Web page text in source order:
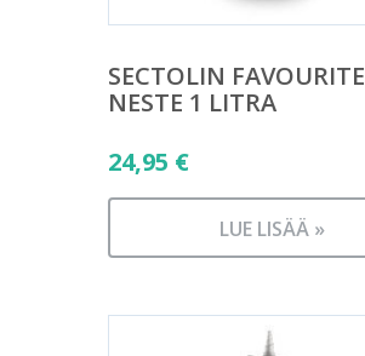
SECTOLIN FAVOURITE
NESTE 1 LITRA
24,95 €
LUE LISÄÄ »